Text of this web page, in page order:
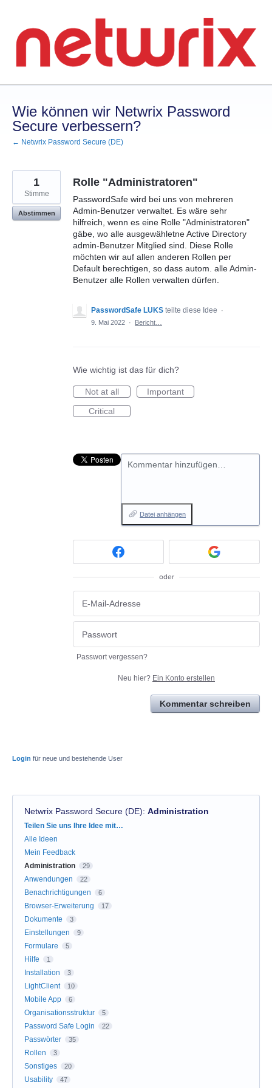
springen
Wie können wir Netwrix Password
Secure verbessern?
← Netwrix Password Secure (DE)
Rolle "Administratoren"
PasswordSafe wird bei uns von mehreren
Admin-Benutzer verwaltet. Es wäre sehr
hilfreich, wenn es eine Rolle "Administratoren"
gäbe, wo alle ausgewähletne Active Directory
admin-Benutzer Mitglied sind. Diese Rolle
möchten wir auf allen anderen Rollen per
Default berechtigen, so dass autom. alle Admin-
Benutzer alle Rollen verwalten dürfen.
1
Stimme
Abstimmen
PasswordSafe LUKS teilte diese Idee
·
9. Mai 2022 · Bericht…
Wie wichtig ist das für dich?
Not at all
Important
Critical
Kommentar hinzufügen…
Datei anhängen
oder
Passwort vergessen?
Neu hier? Ein Konto erstellen
Kommentar schreiben
Login für neue und bestehende User
Netwrix Password Secure (DE): Administration
Kategorien
Teilen Sie uns Ihre Idee mit…
Alle Ideen
Mein Feedback
Administration
29
Anwendungen 22
Benachrichtigungen 6
Browser-Erweiterung 17
Dokumente 3
Einstellungen 9
Formulare 5
Hilfe 1
Installation 3
LightClient 10
Mobile App 6
Organisationsstruktur 5
Password Safe Login 22
Passwörter 35
Rollen 3
Sonstiges 20
Usability 47